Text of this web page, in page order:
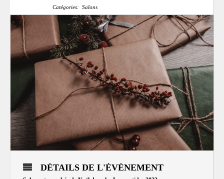
Catégories: Salons
MRC:
Mirabel, MRC d’Antoine-Labelle, MRC d’Argenteuil,
MRC de la Rivière-du-Nord, MRC des Laurentides,
MRC Thérèse-De Blainville,
mrc-deux-montagnes,
mrc-pays-den-haut
DÉTAILS DE L'ÉVÉNEMENT